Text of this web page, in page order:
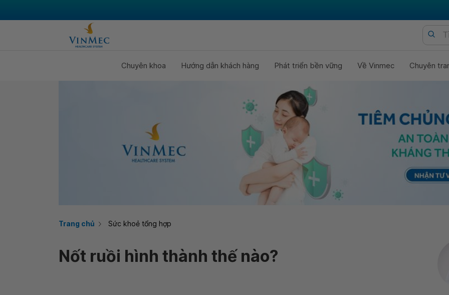
Chuyên khoa Hướng dẫn khách hàng Phát triển bền vững Về Vinmec Chuyên
Trang chủ Sức khoẻ tổng hợp
Nốt ruồi hình thành thế nào?